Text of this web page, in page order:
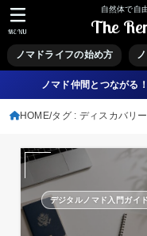
自然体で自
The
ノマドライフの始め方
MENU
ノマド仲間とつながる
HOME タグ : ディスカバリ
デジタルノマド入門ガイド